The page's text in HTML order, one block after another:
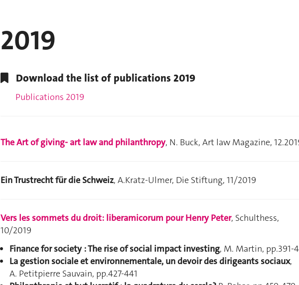
2019
Download the list of publications 2019
Publications 2019
The Art of giving- art law and philanthropy, N. Buck, Art law Magazine,
Ein Trustrecht für die Schweiz, A.Kratz-Ulmer, Die Stiftung, 11/2019
Vers les sommets du droit: liberamicorum pour Henry Peter, Schulthess,
10/2019
Finance for society : The rise of social impact investing, M. Martin, pp.391-
La gestion sociale et environnementale, un devoir des dirigeants sociaux,
A. Petitpierre Sauvain, pp.427-441